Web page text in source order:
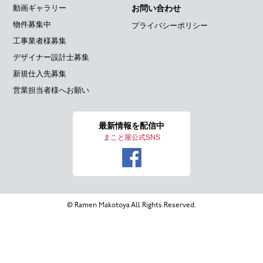
動画ギャラリー
物件募集中
工事業者様募集
デザイナー設計士募集
新規仕入先募集
営業担当者様へお願い
お問い合わせ
プライバシーポリシー
最新情報を配信中
まこと屋公式SNS
© Ramen Makotoya All Rights Reserved.